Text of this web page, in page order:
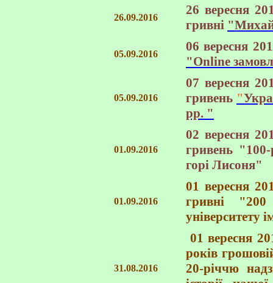
26.09.2016
26 вересня
гривні
05.09.2016
06 вересня
"Оnline
05.09.2016
07 вересня
гривень "
рр. "
01.09.2016
02 вересня
гривень "100-
горі Лисоня"
01.09.2016
01 вересня
гривні
"200
університету
31.08.2016
01 вересня
років
20-річчю